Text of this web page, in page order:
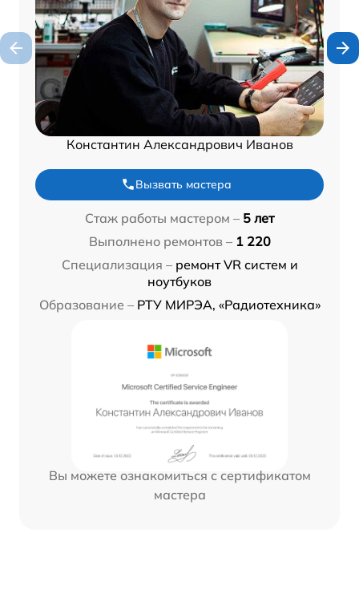
Константин Александрович Иванов
Вызвать мастера
Стаж работы мастером – 5 лет
Выполнено ремонтов – 1 220
Специализация – ремонт VR систем и
ноутбуков
Образование – РТУ МИРЭА, «Радиотехника»
Вы можете ознакомиться с сертификатом
мастера